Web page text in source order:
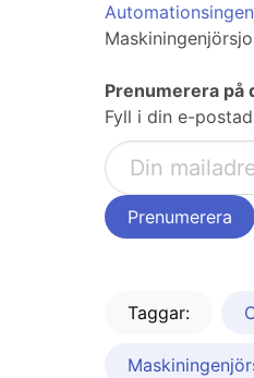
Prenumerera på
Fyll i din e-
Taggar: